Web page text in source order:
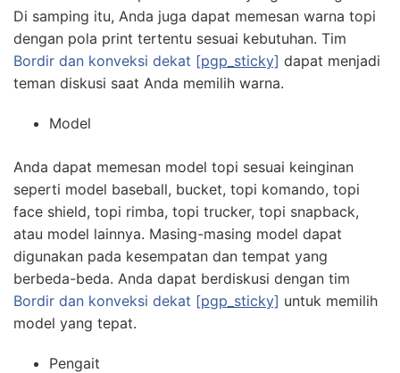
Di samping itu, Anda juga dapat memesan warna topi
dengan pola print tertentu sesuai kebutuhan. Tim
Bordir dan konveksi dekat [pgp_sticky] dapat menjadi
teman diskusi saat Anda memilih warna.
Model
Anda dapat memesan model topi sesuai keinginan
seperti model baseball, bucket, topi komando, topi
face shield, topi rimba, topi trucker, topi snapback,
atau model lainnya. Masing-masing model dapat
digunakan pada kesempatan dan tempat yang
berbeda-beda. Anda dapat berdiskusi dengan tim
Bordir dan konveksi dekat [pgp_sticky] untuk memilih
model yang tepat.
Pengait